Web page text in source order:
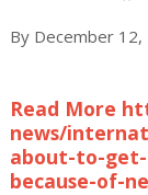
By December
Read More
news/
about-to-
because-of-